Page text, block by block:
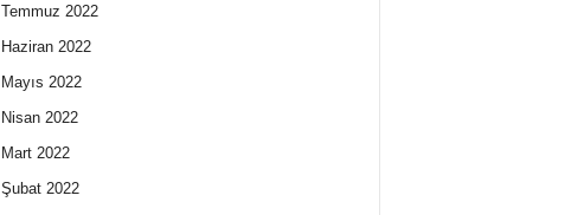
Temmuz 2022
Haziran 2022
Mayıs 2022
Nisan 2022
Mart 2022
Şubat 2022